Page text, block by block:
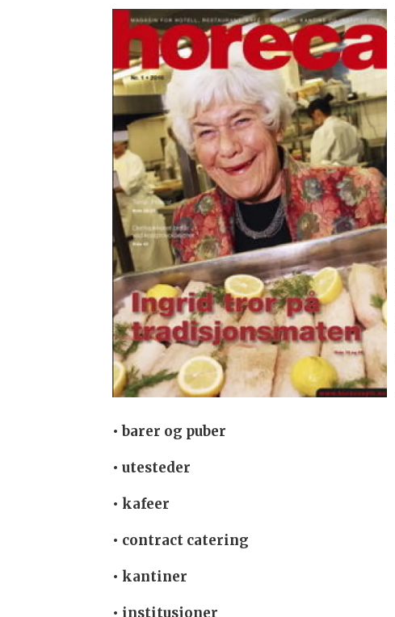
• barer og puber
• utesteder
• kafeer
• contract catering
• kantiner
• institusjoner